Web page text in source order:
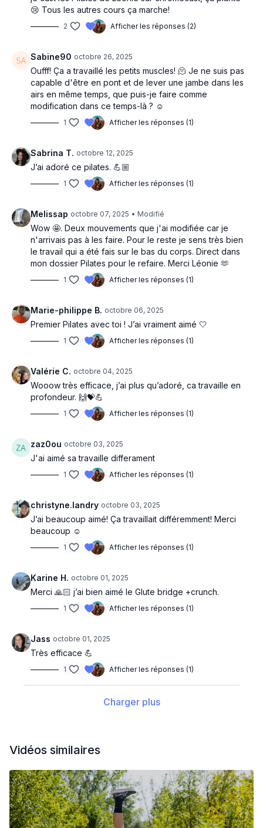
😢 Tous les autres cours ça marche!
2 Afficher les réponses (2)
Sabine90 octobre 26, 2025
Oufff! Ça a travaillé les petits muscles! 🫠 Je ne suis pas
capable d'être en pont et de lever une jambe dans les
airs en même temps, que puis-je faire comme
modification dans ce temps-là ? ☺️
1 Afficher les réponses (1)
Sabrina T. octobre 12, 2025
J’ai adoré ce pilates. 💪🏼
1 Afficher les réponses (1)
Melissap octobre 07, 2025 • Modifié
Wow 🤩. Deux mouvements que j'ai modifiée car je
n'arrivais pas à les faire. Pour le reste je sens très bien
le travail qui a été fais sur le bas du corps. Direct dans
mon dossier Pilates pour le refaire. Merci Léonie 🫶
1 Afficher les réponses (1)
Marie-philippe B. octobre 06, 2025
Premier Pilates avec toi ! J’ai vraiment aimé 🤍
1 Afficher les réponses (1)
Valérie C. octobre 04, 2025
Wooow très efficace, j’ai plus qu’adoré, ca travaille en
profondeur. 🙌💝💪
1 Afficher les réponses (1)
zaz0ou octobre 03, 2025
J'ai aimé sa travaille differament
1 Afficher les réponses (1)
christyne.landry octobre 03, 2025
J’ai beaucoup aimé! Ça travaillait différemment! Merci
beaucoup ☺️
1 Afficher les réponses (1)
Karine H. octobre 01, 2025
Merci 🙏🏻 j’ai bien aimé le Glute bridge +crunch.
1 Afficher les réponses (1)
Jass octobre 01, 2025
Très efficace 💪
1 Afficher les réponses (1)
Charger plus
Vidéos similaires